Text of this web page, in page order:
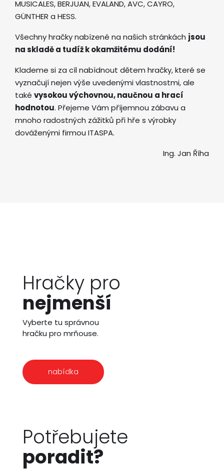
MUSICALES, BERJUAN, EVALAND, AVC, CAYRO,
GÜNTHER a HESS.
Všechny hračky nabízené na našich stránkách jsou
na skladě a tudíž k okamžitému dodání!
Klademe si za cíl nabídnout dětem hračky, které se
vyznačují nejen výše uvedenými vlastnostmi, ale
také vysokou výchovnou, naučnou a hrací
hodnotou. Přejeme Vám příjemnou zábavu a
mnoho radostných zážitků při hře s výrobky
dováženými firmou ITASPA.
Ing. Jan Říha
Hračky pro
nejmenší
Vyberte tu správnou
hračku pro mrňouse.
nabídka
Potřebujete
poradit?